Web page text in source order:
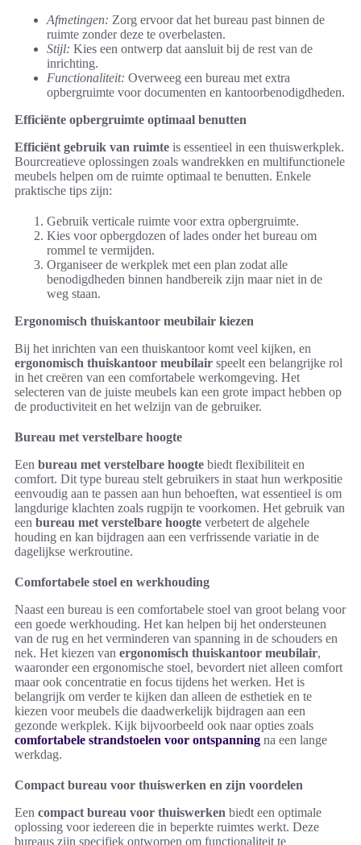
Afmetingen: Zorg ervoor dat het bureau past binnen de
ruimte zonder deze te overbelasten.
Stijl: Kies een ontwerp dat aansluit bij de rest van de
inrichting.
Functionaliteit: Overweeg een bureau met extra
opbergruimte voor documenten en kantoorbenodigdheden.
Efficiënte opbergruimte optimaal benutten
Efficiënt gebruik van ruimte is essentieel in een thuiswerkplek.
Bourcreatieve oplossingen zoals wandrekken en multifunctionele
meubels helpen om de ruimte optimaal te benutten. Enkele
praktische tips zijn:
Gebruik verticale ruimte voor extra opbergruimte.
Kies voor opbergdozen of lades onder het bureau om
rommel te vermijden.
Organiseer de werkplek met een plan zodat alle
benodigdheden binnen handbereik zijn maar niet in de
weg staan.
Ergonomisch thuiskantoor meubilair kiezen
Bij het inrichten van een thuiskantoor komt veel kijken, en
ergonomisch thuiskantoor meubilair speelt een belangrijke rol
in het creëren van een comfortabele werkomgeving. Het
selecteren van de juiste meubels kan een grote impact hebben op
de productiviteit en het welzijn van de gebruiker.
Bureau met verstelbare hoogte
Een bureau met verstelbare hoogte biedt flexibiliteit en
comfort. Dit type bureau stelt gebruikers in staat hun werkpositie
eenvoudig aan te passen aan hun behoeften, wat essentieel is om
langdurige klachten zoals rugpijn te voorkomen. Het gebruik van
een bureau met verstelbare hoogte verbetert de algehele
houding en kan bijdragen aan een verfrissende variatie in de
dagelijkse werkroutine.
Comfortabele stoel en werkhouding
Naast een bureau is een comfortabele stoel van groot belang voor
een goede werkhouding. Het kan helpen bij het ondersteunen
van de rug en het verminderen van spanning in de schouders en
nek. Het kiezen van ergonomisch thuiskantoor meubilair,
waaronder een ergonomische stoel, bevordert niet alleen comfort
maar ook concentratie en focus tijdens het werken. Het is
belangrijk om verder te kijken dan alleen de esthetiek en te
kiezen voor meubels die daadwerkelijk bijdragen aan een
gezonde werkplek. Kijk bijvoorbeeld ook naar opties zoals
comfortabele strandstoelen voor ontspanning na een lange
werkdag.
Compact bureau voor thuiswerken en zijn voordelen
Een compact bureau voor thuiswerken biedt een optimale
oplossing voor iedereen die in beperkte ruimtes werkt. Deze
bureaus zijn specifiek ontworpen om functionaliteit te